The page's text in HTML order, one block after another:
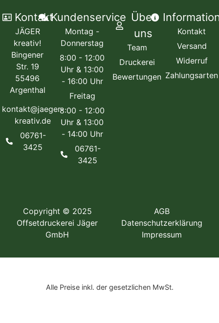
Kontakt
JÄGER
kreativ!
Bingener
Str. 19
55496
Argenthal
kontakt@jaeger-
kreativ.de
06761-
3425
Kundenservice
Montag -
Donnerstag
8:00 - 12:00
Uhr & 13:00
- 16:00 Uhr
Freitag
8:00 - 12:00
Uhr & 13:00
- 14:00 Uhr
06761-
3425
Über
uns
Team
Druckerei
Bewertungen
Kontakt
Versand
Widerruf
Zahlungsarten
Copyright © 2025
Offsetdruckerei Jäger
GmbH
AGB
Datenschutzerklärung
Impressum
Alle Preise inkl. der gesetzlichen MwSt.